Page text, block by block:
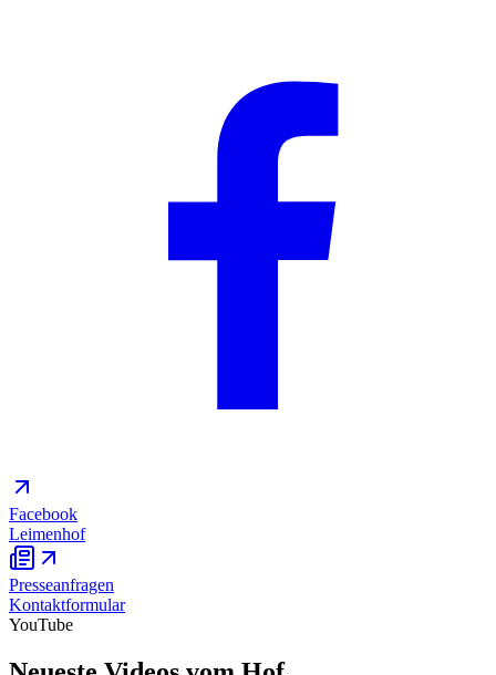
Facebook
Leimenhof
Presseanfragen
Kontaktformular
YouTube